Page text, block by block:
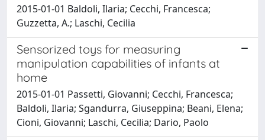
2015-01-01 Baldoli, Ilaria; Cecchi, Francesca;
Guzzetta, A.; Laschi, Cecilia
Sensorized toys for measuring
manipulation capabilities of infants at
home
2015-01-01 Passetti, Giovanni; Cecchi, Francesca;
Baldoli, Ilaria; Sgandurra, Giuseppina; Beani, Elena;
Cioni, Giovanni; Laschi, Cecilia; Dario, Paolo